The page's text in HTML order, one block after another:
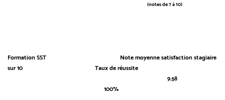
(notes de 7 à 10)
Formation SST
Note moyenne satisfaction stagiaire
sur 10 Taux de réussite
9.58
100%